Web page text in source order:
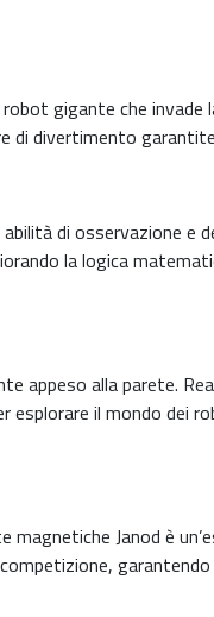
gigante che invade
di divertimento
di osservazione e
la logica
appeso alla parete.
il mondo dei
Janod è
garantendo